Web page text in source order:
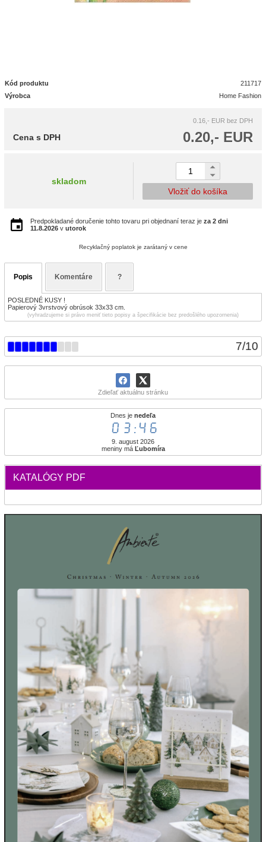
7/10
Zdieľať aktuálnu stránku
Dnes je nedeľa
03:46
9. august 2026
meniny má Ľubomíra
KATALÓGY PDF
Kód produktu
211717
Výrobca
Home Fashion
0.16,- EUR bez DPH
0.20,- EUR
Cena s DPH
skladom
Vložiť do košíka
Predpokladané doručenie tohto tovaru pri objednaní teraz je za 2 dni
11.8.2026 v utorok
Recyklačný poplatok je zarátaný v cene
Popis Komentáre ?
POSLEDNÉ KUSY !
Papierový 3vrstvový obrúsok 33x33 cm.
(vyhradzujeme si právo meniť tieto popisy a špecifikácie bez predošlého upozornenia)